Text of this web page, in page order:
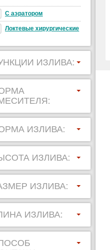
С аэратором
Локтевые хирургические
ИЗЛИВА:
ИЗЛИВА:
ИЗЛИВА:
ИЗЛИВА:
ИЗЛИВА: